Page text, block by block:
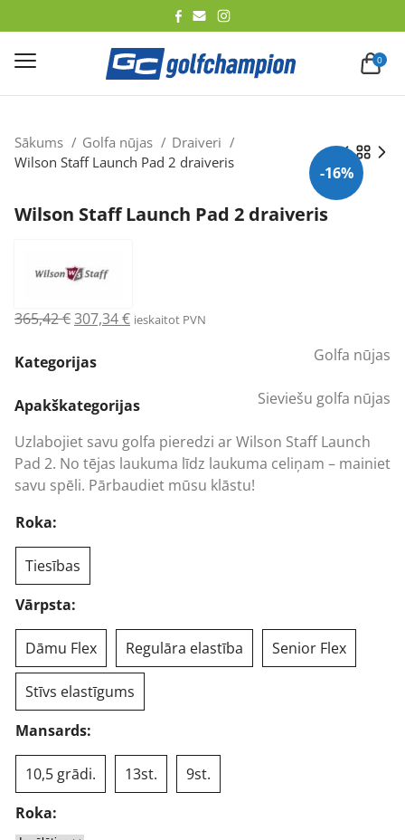
0
-16%
Sākums Golfa nūjas
Draiveri
Wilson Staff Launch Pad 2 draiveris
Wilson Staff Launch Pad 2 draiveris
365,42€Original
was:
307,34€Current
ieskaitot PVN
Kategorijas Golfa nūjas
Apakškategorijas Sieviešu golfa nūjas
Uzlabojiet savu golfa pieredzi ar Wilson Staff Launch
Pad 2. No tējas laukuma līdz laukuma celiņam – mainiet
savu spēli. Pārbaudiet mūsu klāstu!
Roka:
Tiesības
Vārpsta:
Dāmu Flex Regulāra elastība Senior Flex
Stīvs elastīgums
Mansards:
10,5 grādi. 13st.
9st.
Roka: